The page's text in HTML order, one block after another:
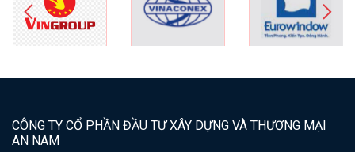
CÔNG TY CỔ PHẦN ĐẦU TƯ XÂY DỰNG VÀ THƯƠNG MẠI
AN NAM